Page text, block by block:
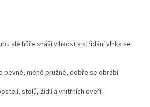
ale hůře snáší vlhkost a střídání vlhka se
pevné, méně pružné, dobře se obrábí
stolů, židlí a vnitřních dveří.